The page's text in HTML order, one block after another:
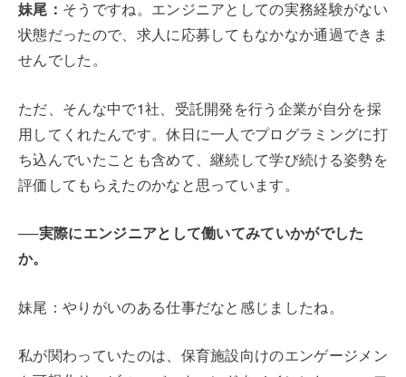
妹尾： そうですね。エンジニアとしての実務経験がない
状態だったので、求人に応募してもなかなか通過できま
せんでした。
ただ、そんな中で1社、受託開発を行う企業が自分を採
用してくれたんです。休日に一人でプログラミングに打
ち込んでいたことも含めて、継続して学び続ける姿勢を
評価してもらえたのかなと思っています。
──実際にエンジニアとして働いてみていかがでした
か。
妹尾：やりがいのある仕事だなと感じましたね。
私が関わっていたのは、保育施設向けのエンゲージメン